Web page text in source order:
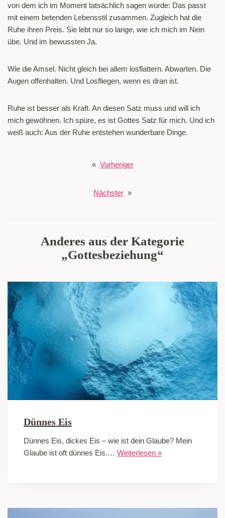
von dem ich im Moment tatsächlich sagen würde: Das passt
mit einem betenden Lebensstil zusammen. Zugleich hat die
Ruhe ihren Preis. Sie lebt nur so lange, wie ich mich im Nein
übe. Und im bewussten Ja.
Wie die Amsel. Nicht gleich bei allem losflattern. Abwarten. Die
Augen offenhalten. Und Losfliegen, wenn es dran ist.
Ruhe ist besser als Kraft. An diesen Satz muss und will ich
mich gewöhnen. Ich spüre, es ist Gottes Satz für mich. Und ich
weiß auch: Aus der Ruhe entstehen wunderbare Dinge.
« Vorheriger
Nächster »
Anderes aus der Kategorie
„Gottesbeziehung“
Dünnes Eis
Dünnes Eis, dickes Eis – wie ist dein Glaube? Mein
Glaube ist oft dünnes Eis.… Weiterlesen »